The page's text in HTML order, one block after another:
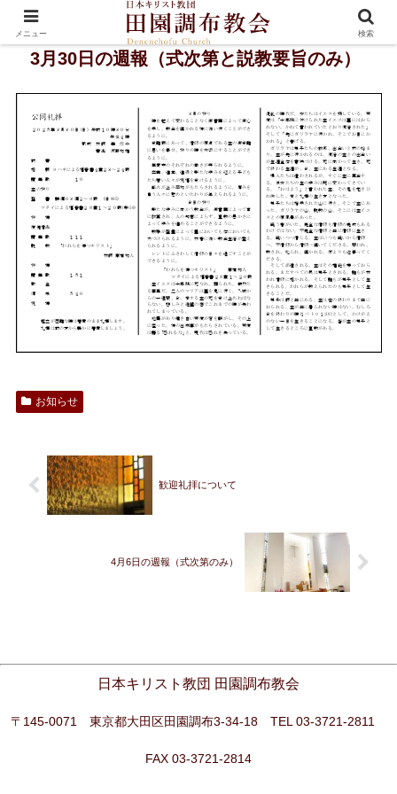
3月30日の週報（式次第と説教要旨のみ）
お知らせ
歓迎礼拝について
4月6日の週報（式次第のみ）
日本キリスト教団 田園調布教会
〒145-0071 東京都大田区田園調布3-34-18 TEL 03-3721-2811
FAX 03-3721-2814
メニュー 検索